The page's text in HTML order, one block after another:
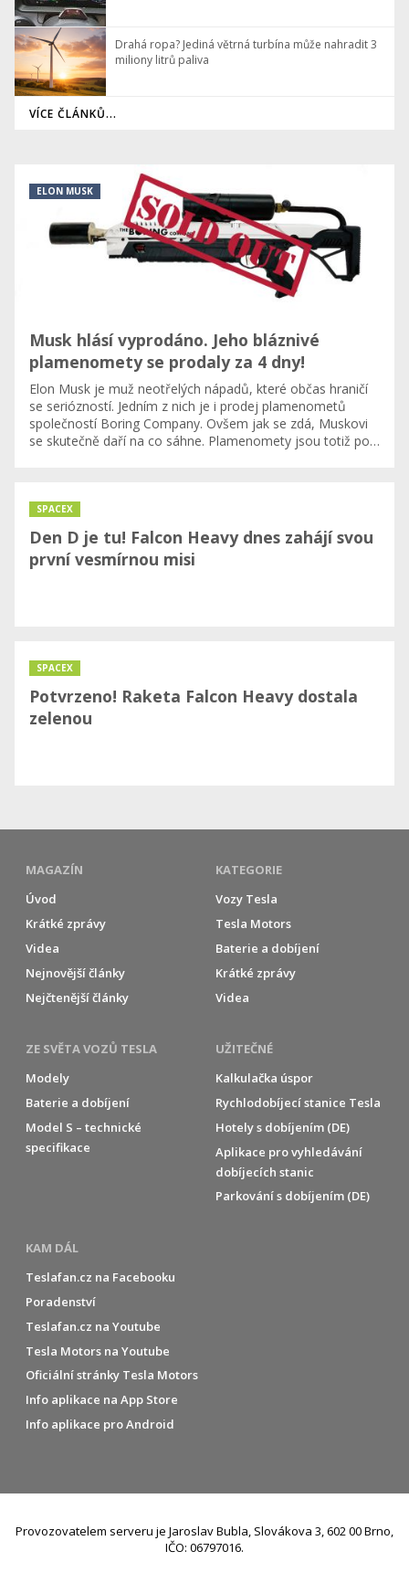
Drahá ropa? Jediná větrná turbína může nahradit 3
miliony litrů paliva
VÍCE ČLÁNKŮ...
Musk hlásí vyprodáno. Jeho bláznivé
plamenomety se prodaly za 4 dny!
Elon Musk je muž neotřelých nápadů, které občas hraničí
se seriózností. Jedním z nich je i prodej plamenometů
společností Boring Company. Ovšem jak se zdá, Muskovi
se skutečně daří na co sáhne. Plamenomety jsou totiž po…
ELON MUSK
Den D je tu! Falcon Heavy dnes zahájí svou
první vesmírnou misi
SPACEX
Potvrzeno! Raketa Falcon Heavy dostala
zelenou
SPACEX
MAGAZÍN
Úvod
Krátké zprávy
Videa
Nejnovější články
Nejčtenější články
KATEGORIE
Vozy Tesla
Tesla Motors
Baterie a dobíjení
Krátké zprávy
Videa
ZE SVĚTA VOZŮ TESLA
Modely
Baterie a dobíjení
Model S – technické
specifikace
UŽITEČNÉ
Kalkulačka úspor
Rychlodobíjecí stanice Tesla
Hotely s dobíjením (DE)
Aplikace pro vyhledávání
dobíjecích stanic
Parkování s dobíjením (DE)
KAM DÁL
Teslafan.cz na Facebooku
Poradenství
Teslafan.cz na Youtube
Tesla Motors na Youtube
Oficiální stránky Tesla Motors
Info aplikace na App Store
Info aplikace pro Android
Provozovatelem serveru je Jaroslav Bubla, Slovákova 3, 602 00 Brno,
IČO: 06797016.